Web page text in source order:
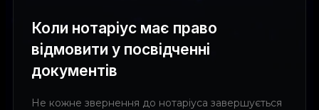
Коли нотаріус має право
відмовити у посвідченні
документів
Не кожне звернення до нотаріуса завершується